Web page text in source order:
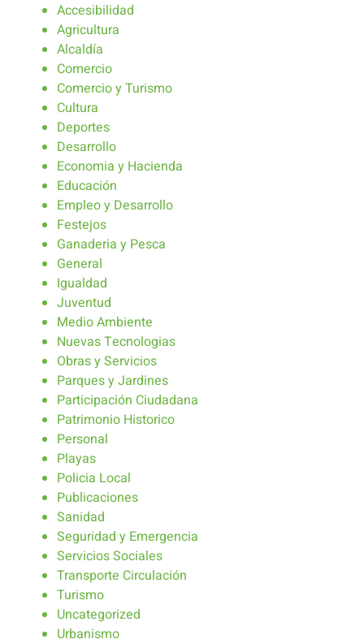
Accesibilidad
Agricultura
Alcaldía
Comercio
Comercio y Turismo
Cultura
Deportes
Desarrollo
Economia y Hacienda
Educación
Empleo y Desarrollo
Festejos
Ganaderia y Pesca
General
Igualdad
Juventud
Medio Ambiente
Nuevas Tecnologias
Obras y Servicios
Parques y Jardines
Participación Ciudadana
Patrimonio Historico
Personal
Playas
Policia Local
Publicaciones
Sanidad
Seguridad y Emergencia
Servicios Sociales
Transporte Circulación
Turismo
Uncategorized
Urbanismo